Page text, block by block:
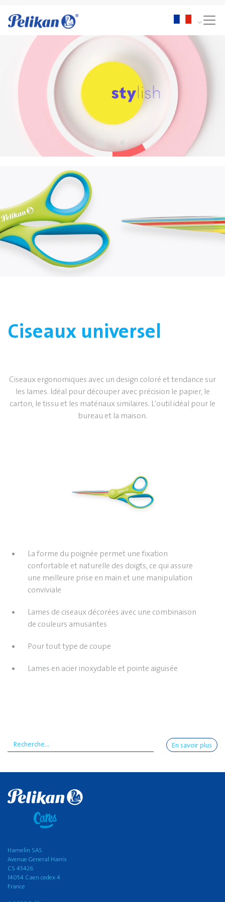
Ciseaux universel
Ciseaux ergonomiques avec un design coloré et tendance sur
les lames. Idéal pour découper avec précision le papier, le
carton, le tissu et les matériaux similaires. L'outil idéal pour le
bureau et la maison.
La forme du poignée permet une fixation
confortable et naturelle des doigts, ce qui assure
une meilleure prise en main et une manipulation
conviviale
Lames de ciseaux décorées avec une combinaison
de couleurs amusantes
Pour tout type de coupe
Lames en acier inoxydable et pointe aiguisée
En savoir plus
Hamelin SAS
Avenue General Harris
CS 45426
14054 Caen cedex 4
France